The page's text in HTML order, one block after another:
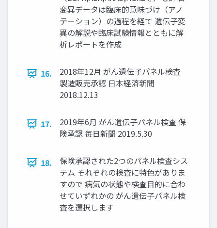
変異データは臨床的意味づけ（アノ
テーション）の過程を経て 遺伝⼦変
異の解説や臨床試験情報とともに解
析レポートを作成
16.
2018年12⽉ がん遺伝⼦パネル検査
製造販売承認 ⽇本経済新聞
2018.12.13
17.
2019年6⽉ がん遺伝⼦パネル検査 保
険承認 毎⽇新聞 2019.5.30
18.
保険承認された2つのパネル検査シス
テム それぞれの検査に特⾊がありま
すので 病気の状態や検査⽬的に合わ
せていずれかの がん遺伝⼦パネル検
査を選択します